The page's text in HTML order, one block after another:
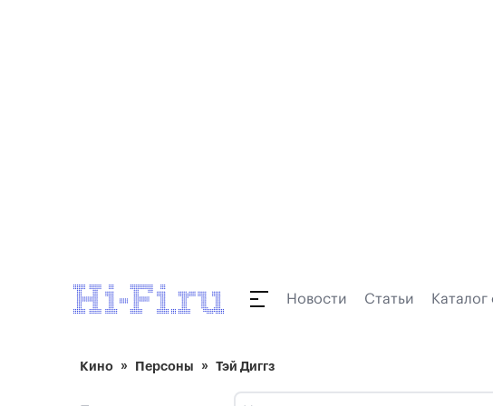
Новости Статьи
Кино Персоны Тэй Диггз